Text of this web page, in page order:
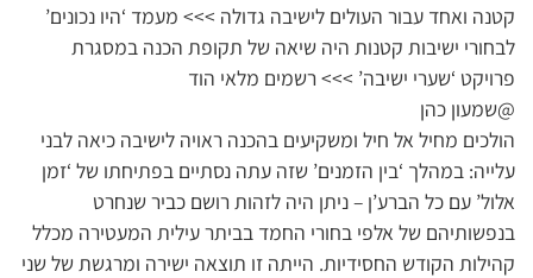
קטנה ואחד עבור העולים לישיבה גדולה >>> מעמד ‘היו נכונים’
לבחורי ישיבות קטנות היה שיאה של תקופת הכנה במסגרת
פרויקט ‘שערי ישיבה’ >>> רשמים מלאי הוד
@שמעון כהן
הולכים מחיל אל חיל ומשקיעים בהכנה ראויה לישיבה כיאה לבני
עלייה: במהלך ‘בין הזמנים’ שזה עתה נסתיים בפתיחתו של ‘זמן
אלול’ עם כל הברע’ן – ניתן היה לזהות רושם כביר שנחרט
בנפשותיהם של אלפי בחורי החמד בביתר עילית המעטירה מכלל
קהילות הקודש החסידיות. הייתה זו תוצאה ישירה ומרגשת של שני